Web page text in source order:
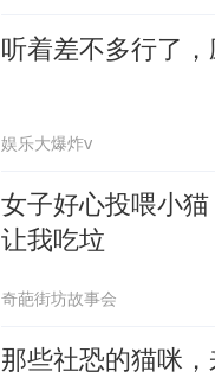
听着差不多行了
娱乐大爆炸v
女子好心投喂小
让我吃垃
奇葩街坊故事会
那些社恐的猫咪